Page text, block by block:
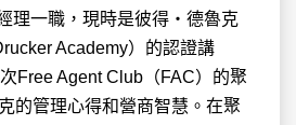
理一職，現時是彼得‧德魯克
Academy）的認證講
Free Agent Club（FAC）的聚
的管理心得和營商智慧。在聚